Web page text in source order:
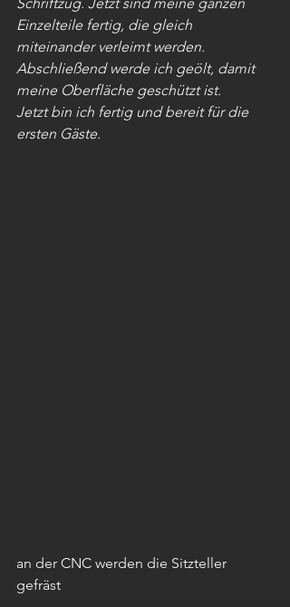
Schriftzug. Jetzt sind meine ganzen
Einzelteile fertig, die gleich
miteinander verleimt werden.
Abschließend werde ich geölt, damit
meine Oberfläche geschützt ist.
Jetzt bin ich fertig und bereit für die
ersten Gäste.
an der CNC werden die Sitzteller
gefräst